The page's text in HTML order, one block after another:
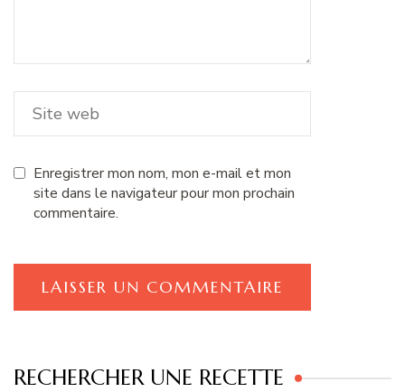
Enregistrer mon nom, mon e-mail et mon
site dans le navigateur pour mon prochain
commentaire.
RECHERCHER UNE RECETTE